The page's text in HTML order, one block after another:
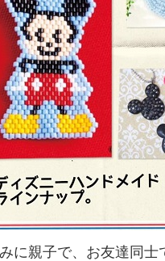
に親子で、お友達同士